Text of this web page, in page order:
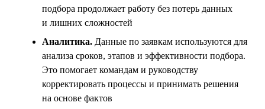
подбора продолжает работу без потерь данных
и лишних сложностей
Аналитика. Данные по заявкам используются для
анализа сроков, этапов и эффективности подбора.
Это помогает командам и руководству
корректировать процессы и принимать решения
на основе фактов